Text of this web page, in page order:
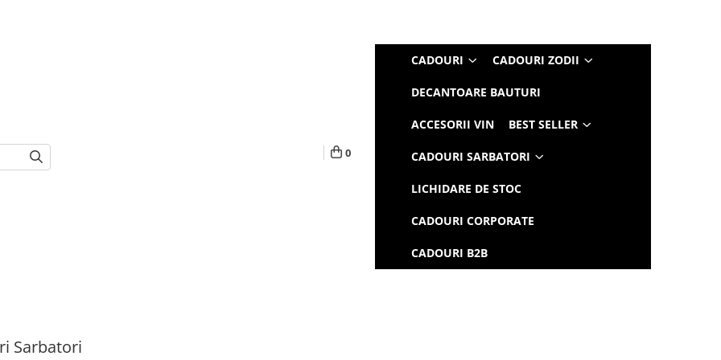
0
CADOURI CADOURI ZODII
DECANTOARE BAUTURI
ACCESORII VIN BEST SELLER
CADOURI SARBATORI
LICHIDARE DE STOC
CADOURI CORPORATE
CADOURI B2B
Sarbatori